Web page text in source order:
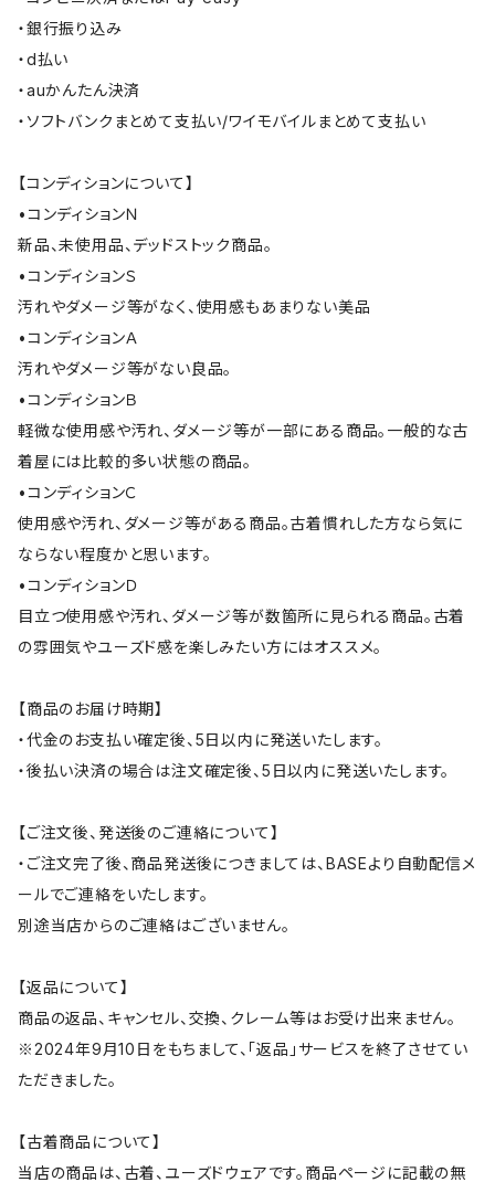
・銀行振り込み
・d払い
・auかんたん決済
・ソフトバンクまとめて支払い/ワイモバイルまとめて支払い
【コンディションについて】
•コンディションＮ
新品、未使用品、デッドストック商品。
•コンディションＳ
汚れやダメージ等がなく、使用感もあまりない美品
•コンディションＡ
汚れやダメージ等がない良品。
•コンディションＢ
軽微な使用感や汚れ、ダメージ等が一部にある商品。一般的な古
着屋には比較的多い状態の商品。
•コンディションＣ
使用感や汚れ、ダメージ等がある商品。古着慣れした方なら気に
ならない程度かと思います。
•コンディションＤ
目立つ使用感や汚れ、ダメージ等が数箇所に見られる商品。古着
の雰囲気やユーズド感を楽しみたい方にはオススメ。
【商品のお届け時期】
・代金のお支払い確定後、5日以内に発送いたします。
・後払い決済の場合は注文確定後、5日以内に発送いたします。
【ご注文後、発送後のご連絡について】
・ご注文完了後、商品発送後につきましては、BASEより自動配信メ
ールでご連絡をいたします。
別途当店からのご連絡はございません。
【返品について】
商品の返品、キャンセル、交換、クレーム等はお受け出来ません。
※2024年9月10日をもちまして、「返品」サービスを終了させてい
ただきました。
【古着商品について】
当店の商品は、古着、ユーズドウェアです。商品ページに記載の無